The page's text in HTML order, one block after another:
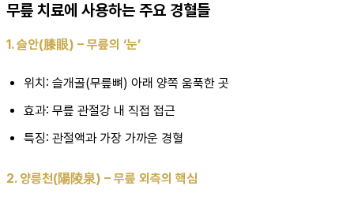
무릎 치료에 사용하는 주요 경혈들
1. 슬안(膝眼) – 무릎의 ‘눈’
위치: 슬개골(무릎뼈) 아래 양쪽 움푹한 곳
효과: 무릎 관절강 내 직접 접근
특징: 관절액과 가장 가까운 경혈
2. 양릉천(陽陵泉) – 무릎 외측의 핵심